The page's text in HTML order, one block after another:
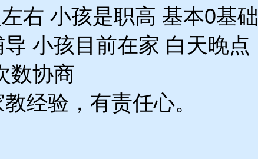
右 小孩是职高 基本0基础
小孩目前在家 白天晚点
数协商
经验，有责任心。